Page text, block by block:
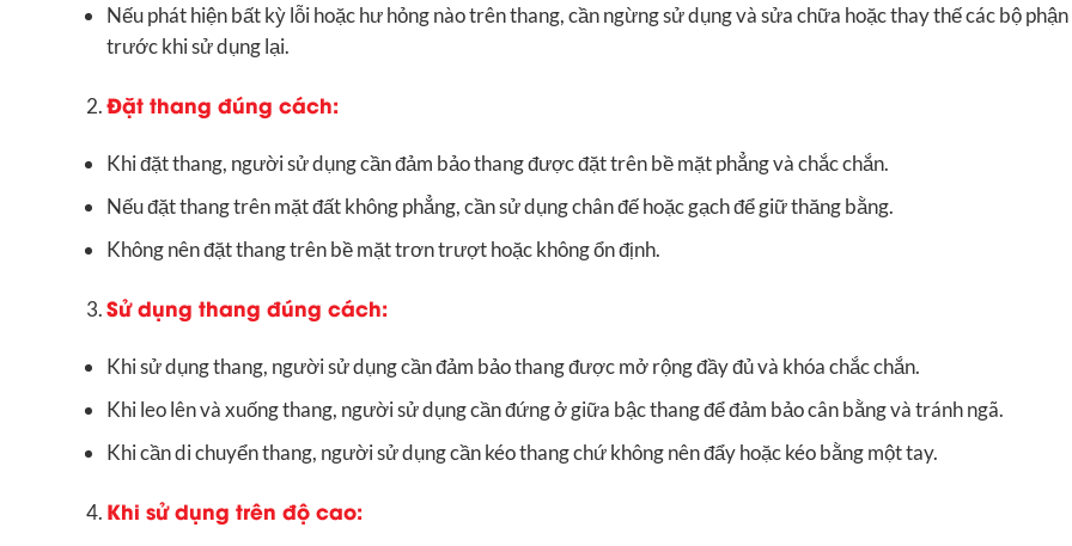
Nếu phát hiện bất kỳ lỗi hoặc hư hỏng nào trên thang, cần ngừng sử dụng và sửa chữa hoặc thay thế các bộ
trước khi sử dụng lại.
Đặt thang đúng cách:
Khi đặt thang, người sử dụng cần đảm bảo thang được đặt trên bề mặt phẳng và chắc chắn.
Nếu đặt thang trên mặt đất không phẳng, cần sử dụng chân đế hoặc gạch để giữ thăng bằng.
Không nên đặt thang trên bề mặt trơn trượt hoặc không ổn định.
Sử dụng thang đúng cách:
Khi sử dụng thang, người sử dụng cần đảm bảo thang được mở rộng đầy đủ và khóa chắc chắn.
Khi leo lên và xuống thang, người sử dụng cần đứng ở giữa bậc thang để đảm bảo cân bằng và tránh ngã.
Khi cần di chuyển thang, người sử dụng cần kéo thang chứ không nên đẩy hoặc kéo bằng một tay.
Khi sử dụng trên độ cao: